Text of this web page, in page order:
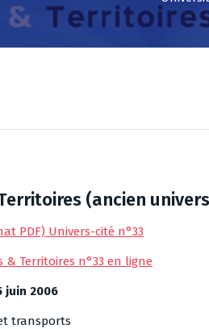
(ancien
PDF) Univers-cité n°33
& Territoires n°33 en ligne
juin 2006
transports